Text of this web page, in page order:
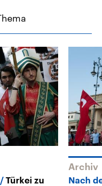
Türkei zu
Archiv
Nach